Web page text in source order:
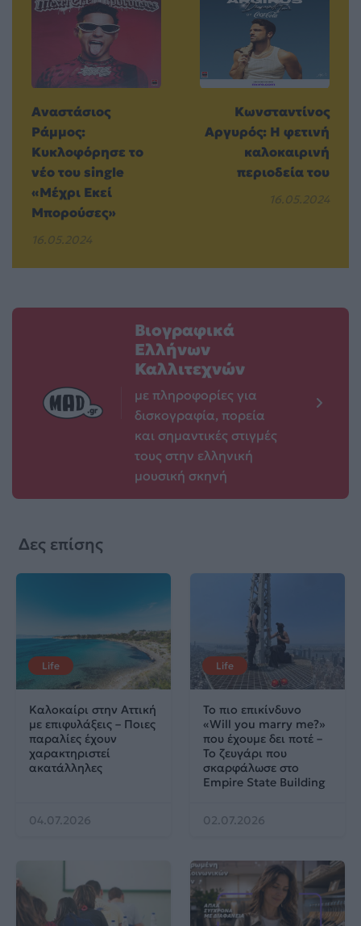
Αναστάσιος
Ράμμος:
Κυκλοφόρησε το
νέο του single
«Μέχρι Εκεί
Μπορούσες»
16.05.2024
Κωνσταντίνος
Αργυρός: Η φετινή
καλοκαιρινή
περιοδεία του
16.05.2024
Βιογραφικά
Ελλήνων
Καλλιτεχνών
με πληροφορίες για
δισκογραφία, πορεία
και σημαντικές στιγμές
τους στην ελληνική
μουσική σκηνή
Δες επίσης
Life
Καλοκαίρι στην Αττική
με επιφυλάξεις – Ποιες
παραλίες έχουν
χαρακτηριστεί
ακατάλληλες
04.07.2026
Life
Το πιο επικίνδυνο
«Will you marry me?»
που έχουμε δει ποτέ –
Το ζευγάρι που
σκαρφάλωσε στο
Empire State Building
02.07.2026